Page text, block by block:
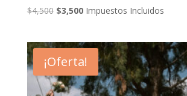
$4,500 Original
$4,500.
$3,500Current
$3,500.
Impuestos Incluidos
¡Oferta!